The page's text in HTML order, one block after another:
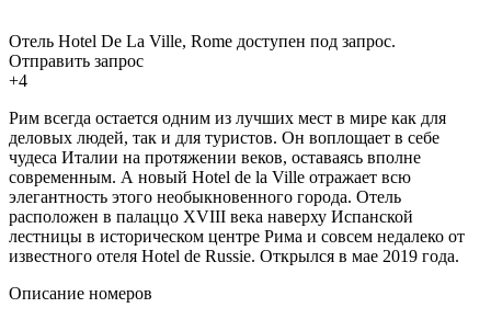
Отель Hotel De La Ville, Rome доступен под запрос.
Отправить запрос
+4
Рим всегда остается одним из лучших мест в мире как для
деловых людей, так и для туристов. Он воплощает в себе
чудеса Италии на протяжении веков, оставаясь вполне
современным. А новый Hotel de la Ville отражает всю
элегантность этого необыкновенного города. Отель
расположен в палаццо XVIII века наверху Испанской
лестницы в историческом центре Рима и совсем недалеко от
известного отеля Hotel de Russie. Открылся в мае 2019 года.
Описание номеров